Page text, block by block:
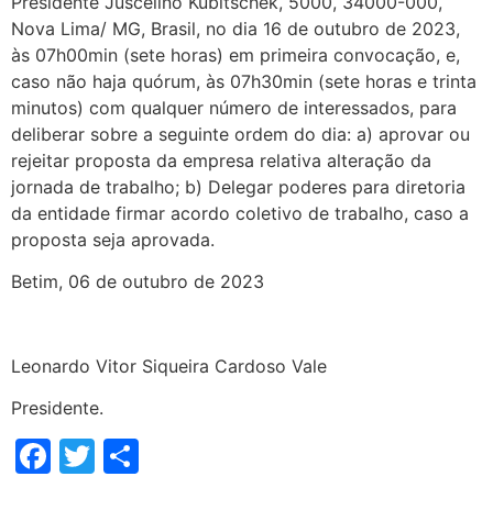
Nova Lima/ MG, Brasil, no dia 16 de outubro de 2023,
às 07h00min (sete horas) em primeira convocação, e,
caso não haja quórum, às 07h30min (sete horas e trinta
minutos) com qualquer número de interessados, para
deliberar sobre a seguinte ordem do dia: a) aprovar ou
rejeitar proposta da empresa relativa alteração da
jornada de trabalho; b) Delegar poderes para diretoria
da entidade firmar acordo coletivo de trabalho, caso a
proposta seja aprovada.
Betim, 06 de outubro de 2023
Leonardo Vitor Siqueira Cardoso Vale
Presidente.
Facebook
Twitter